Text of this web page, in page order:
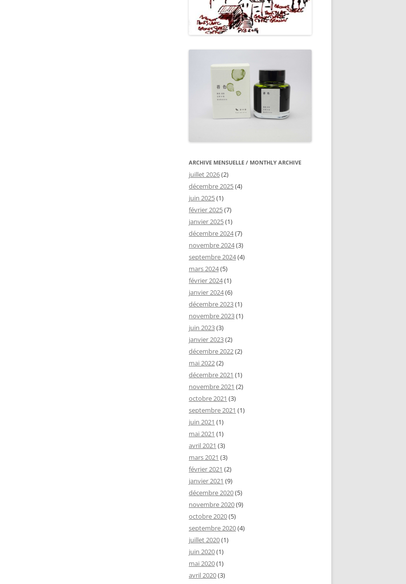
ARCHIVE MENSUELLE / MONTHLY ARCHIVE
juillet 2026(2)
décembre 2025(4)
juin 2025(1)
février 2025(7)
janvier 2025(1)
décembre 2024(7)
novembre 2024(3)
septembre 2024(4)
mars 2024(5)
février 2024(1)
janvier 2024(6)
décembre 2023(1)
novembre 2023(1)
juin 2023(3)
janvier 2023(2)
décembre 2022(2)
mai 2022(2)
décembre 2021 (1)
novembre 2021 (2)
octobre 2021 (3)
septembre 2021 (1)
juin 2021 (1)
mai 2021 (1)
avril 2021 (3)
mars 2021 (3)
février 2021 (2)
janvier 2021 (9)
décembre 2020(5)
novembre 2020(9)
octobre 2020(5)
septembre 2020(4)
juillet 2020(1)
juin 2020(1)
mai 2020(1)
avril 2020(3)